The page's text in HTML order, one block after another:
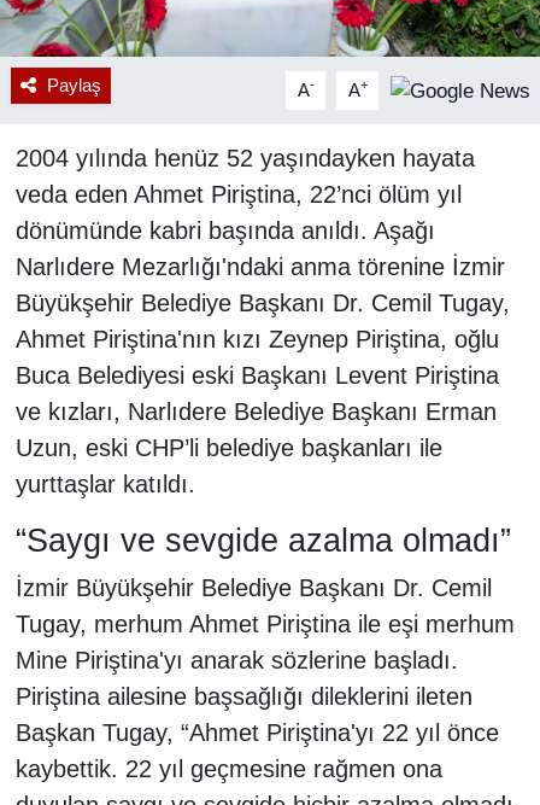
Paylaş A- A+
2004 yılında henüz 52 yaşındayken hayata
veda eden Ahmet Piriştina, 22’nci ölüm yıl
dönümünde kabri başında anıldı. Aşağı
Narlıdere Mezarlığı'ndaki anma törenine İzmir
Büyükşehir Belediye Başkanı Dr. Cemil Tugay,
Ahmet Piriştina'nın kızı Zeynep Piriştina, oğlu
Buca Belediyesi eski Başkanı Levent Piriştina
ve kızları, Narlıdere Belediye Başkanı Erman
Uzun, eski CHP’li belediye başkanları ile
yurttaşlar katıldı.
“Saygı ve sevgide azalma olmadı”
İzmir Büyükşehir Belediye Başkanı Dr. Cemil
Tugay, merhum Ahmet Piriştina ile eşi merhum
Mine Piriştina'yı anarak sözlerine başladı.
Piriştina ailesine başsağlığı dileklerini ileten
Başkan Tugay, “Ahmet Piriştina'yı 22 yıl önce
kaybettik. 22 yıl geçmesine rağmen ona